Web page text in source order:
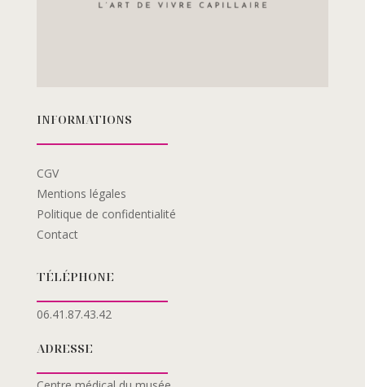
INFORMATIONS
CGV
Mentions légales
Politique de confidentialité
Contact
TÉLÉPHONE
06.41.87.43.42
ADRESSE